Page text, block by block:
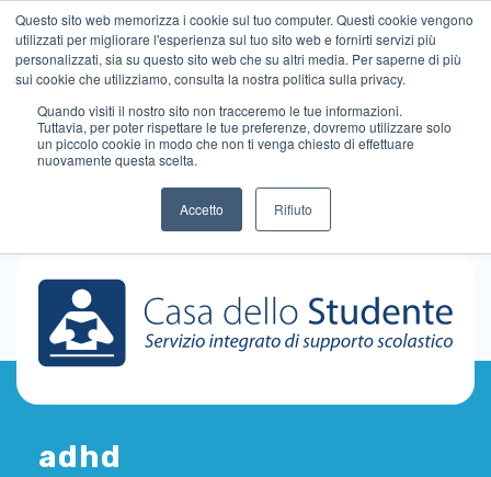
Questo sito web memorizza i cookie sul tuo computer. Questi cookie vengono
utilizzati per migliorare l'esperienza sul tuo sito web e fornirti servizi più
personalizzati, sia su questo sito web che su altri media. Per saperne di più
sui cookie che utilizziamo, consulta la nostra politica sulla privacy.
Quando visiti il ​​nostro sito non tracceremo le tue informazioni.
Tuttavia, per poter rispettare le tue preferenze, dovremo utilizzare solo
un piccolo cookie in modo che non ti venga chiesto di effettuare
nuovamente questa scelta.
Accetto Rifiuto
adhd